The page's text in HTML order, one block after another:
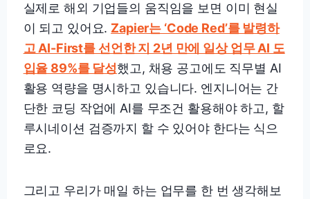
실제로 해외 기업들의 움직임을 보면 이미 현실
이 되고 있어요. Zapier는 ‘Code Red’를 발령하
고 AI-First를 선언한 지 2년 만에 일상 업무 AI 도
입율 89%를 달성했고, 채용 공고에도 직무별 AI
활용 역량을 명시하고 있습니다. 엔지니어는 간
단한 코딩 작업에 AI를 무조건 활용해야 하고, 할
루시네이션 검증까지 할 수 있어야 한다는 식으
로요.
그리고 우리가 매일 하는 업무를 한 번 생각해보